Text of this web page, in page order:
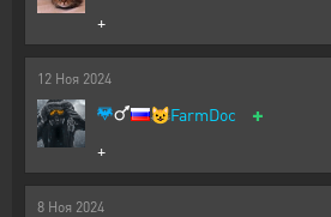
+
12 Ноя 2024
😺FarmDoc +
+
8 Ноя 2024